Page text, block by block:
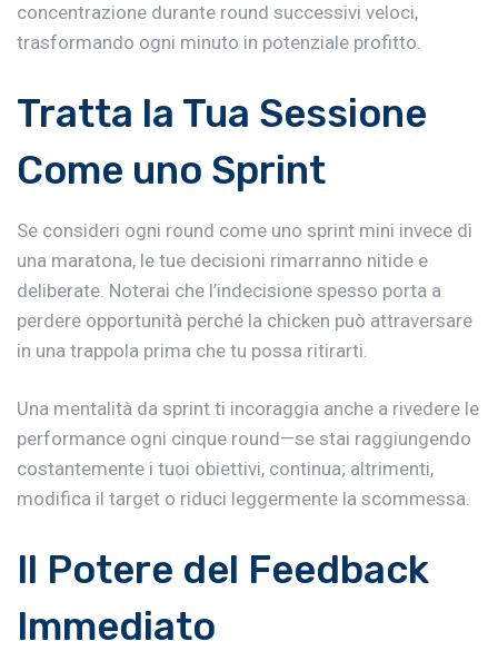
concentrazione durante round successivi veloci,
trasformando ogni minuto in potenziale profitto.
Tratta la Tua Sessione
Come uno Sprint
Se consideri ogni round come uno sprint mini invece di
una maratona, le tue decisioni rimarranno nitide e
deliberate. Noterai che l’indecisione spesso porta a
perdere opportunità perché la chicken può attraversare
in una trappola prima che tu possa ritirarti.
Una mentalità da sprint ti incoraggia anche a rivedere le
performance ogni cinque round—se stai raggiungendo
costantemente i tuoi obiettivi, continua; altrimenti,
modifica il target o riduci leggermente la scommessa.
Il Potere del Feedback
Immediato